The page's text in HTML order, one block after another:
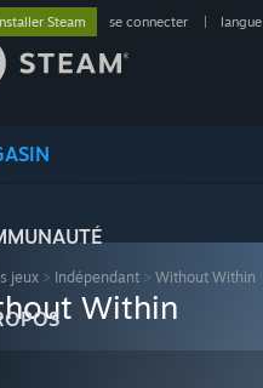
Steam se connecter langue
jeux > Indépendant > Without Within
Within